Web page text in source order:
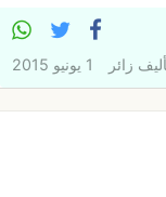
زائر 1 يونيو 2015